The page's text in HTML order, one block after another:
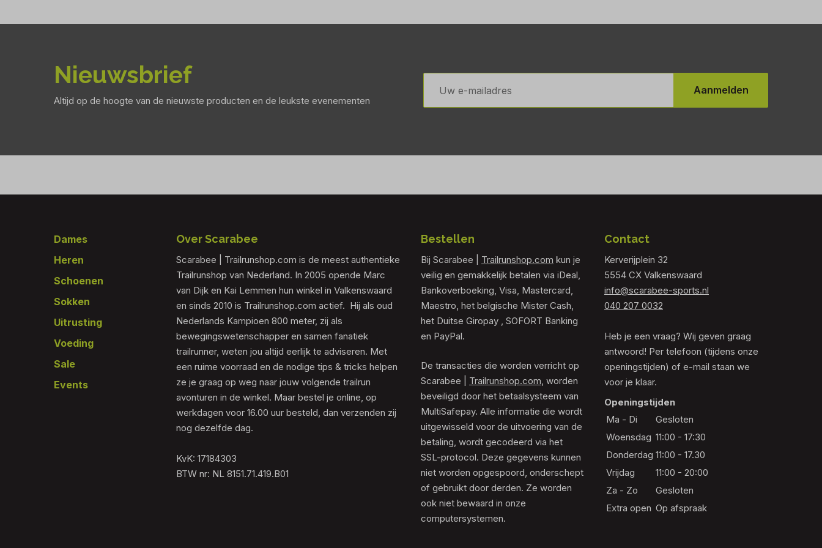
Nieuwsbrief
Altijd op de hoogte van de nieuwste producten en de leukste evenementen
E-
mailadres
Aanmelden
Footer
Dames
Heren
Schoenen
Sokken
Uitrusting
Voeding
Sale
Events
Over Scarabee
Scarabee | Trailrunshop.com is de meest authentieke
Trailrunshop van Nederland. In 2005 opende Marc
van Dijk en Kai Lemmen hun winkel in Valkenswaard
en sinds 2010 is Trailrunshop.com actief. Hij als oud
Nederlands Kampioen 800 meter, zij als
bewegingswetenschapper en samen fanatiek
trailrunner, weten jou altijd eerlijk te adviseren. Met
een ruime voorraad en de nodige tips & tricks helpen
ze je graag op weg naar jouw volgende trailrun
avonturen in de winkel. Maar bestel je online, op
werkdagen voor 16.00 uur besteld, dan verzenden zij
nog dezelfde dag.
KvK: 17184303
BTW nr: NL 8151.71.419.B01
Bestellen
Bij Scarabee | Trailrunshop.com kun je
veilig en gemakkelijk betalen via iDeal,
Bankoverboeking, Visa, Mastercard,
Maestro, het belgische Mister Cash,
het Duitse Giropay , SOFORT Banking
en PayPal.
De transacties die worden verricht op
Scarabee | Trailrunshop.com , worden
beveiligd door het betaalsysteem van
MultiSafepay. Alle informatie die wordt
uitgewisseld voor de uitvoering van de
betaling, wordt gecodeerd via het
SSL-protocol. Deze gegevens kunnen
niet worden opgespoord, onderschept
of gebruikt door derden. Ze worden
ook niet bewaard in onze
computersystemen.
Contact
Kerverijplein 32
5554 CX Valkenswaard
info@scarabee-sports.nl
040 207 0032
Heb je een vraag? Wij geven graag
antwoord! Per telefoon (tijdens onze
openingstijden) of e-mail staan we
voor je klaar.
Openingstijden
Ma - Di
Gesloten
Woensdag 11:00 - 17:30
Donderdag 11:00 - 17.30
Vrijdag
11:00 - 20:00
Za - Zo
Gesloten
Extra open Op afspraak